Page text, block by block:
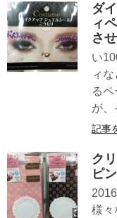
ダ
ィ
さ
い
ィ
る
が、
記事
ク
ピ
様々